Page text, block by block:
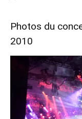
Photos du
2010